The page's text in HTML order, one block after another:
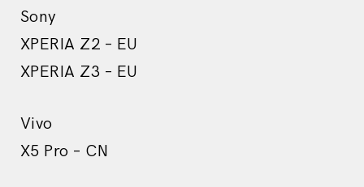
Sony
XPERIA Z2 – EU
XPERIA Z3 – EU
Vivo
X5 Pro – CN